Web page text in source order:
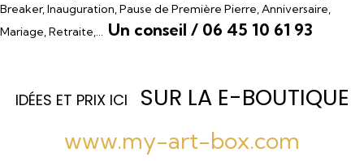
Breaker, Inauguration, Pause de Première Pierre, Anniversaire,
Mariage, Retraite,… Un conseil / 06 45 10 61 93
IDÉES ET PRIX ICI SUR LA E-BOUTIQUE
www.my-art-box.com